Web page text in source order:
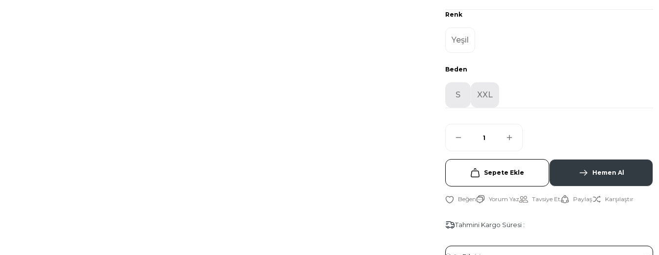
Renk
Yeşil
Beden
S XXL
Sepete Ekle Hemen Al
Yorum Yaz Tavsiye Et Paylaş Karşılaştır
Tahmini Kargo Süresi :